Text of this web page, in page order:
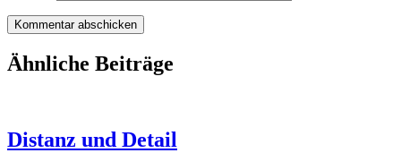
Ähnliche Beiträge
Distanz und Detail